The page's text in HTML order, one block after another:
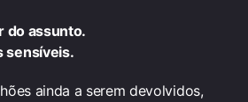
do assunto.
sensíveis.
ainda a serem devolvidos,